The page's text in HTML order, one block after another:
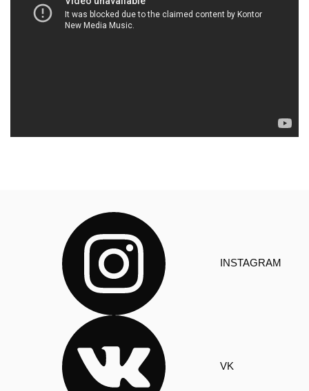
INSTAGRAM
VK